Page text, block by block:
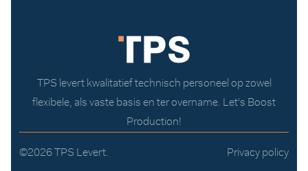
TPS levert kwalitatief technisch personeel op zowel
flexibele, als vaste basis en ter overname. Let's Boost
Production!
©2026 TPS Levert. Privacy policy